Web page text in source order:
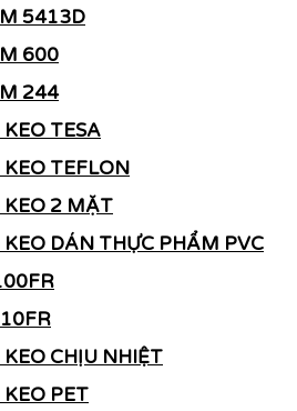
5413D
600
244
TESA
KEO TEFLON
KEO 2 MẶT
KEO DÁN THỰC PHẨM PVC
KEO CHỊU NHIỆT
PET